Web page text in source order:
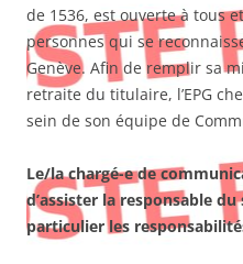
de 1536, est ouverte à tous
personnes qui se
Genève. Afin de remplir sa
retraite du titulaire, l’EPG
sein de son équipe de
Le/la chargé-e de
d’assister la responsable
particulier les